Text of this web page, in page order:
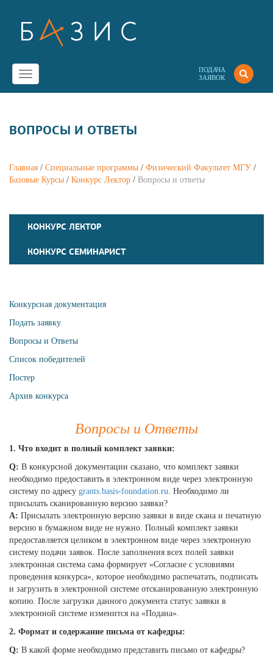
ПОДАЧА
ЗАЯВОК
Toggle
navigation
ВОПРОСЫ И ОТВЕТЫ
Главная / Специальные программы / Физический Факультет МГУ /
Базовые Курсы / Конкурс Лектор / Вопросы и ответы
КОНКУРС ЛЕКТОР
КОНКУРС СЕМИНАРИСТ
Конкурсная документация
Подать заявку
Вопросы и Ответы
Список победителей
Постер
Архив конкурсa
Вопросы и Ответы
1. Что входит в полный комплект заявки:
Q: В конкурсной документации сказано, что комплект заявки
необходимо предоставить в электронном виде через электронную
систему по адресу grants.basis-foundation.ru. Необходимо ли
присылать сканированную версию заявки?
A: Присылать электронную версию заявки в виде скана и печатную
версию в бумажном виде не нужно. Полный комплект заявки
предоставляется целиком в электронном виде через электронную
систему подачи заявок. После заполнения всех полей заявки
электронная система сама формирует «Согласие с условиями
проведения конкурса», которое необходимо распечатать, подписать
и загрузить в электронной системе отсканированную электронную
копию. После загрузки данного документа статус заявки в
электронной системе изменится на «Подана».
2. Формат и содержание письма от кафедры:
Q: В какой форме необходимо представить письмо от кафедры?